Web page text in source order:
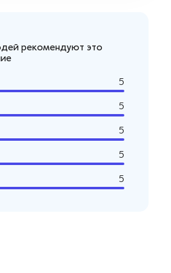
рекомендуют это
5
5
5
5
5